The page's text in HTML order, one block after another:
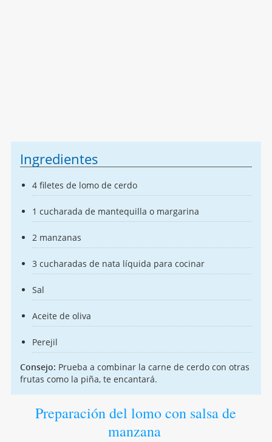
Ingredientes
4 filetes de lomo de cerdo
1 cucharada de mantequilla o margarina
2 manzanas
3 cucharadas de nata líquida para cocinar
Sal
Aceite de oliva
Perejil
Consejo: Prueba a combinar la carne de cerdo con otras
frutas como la piña, te encantará.
Preparación del lomo con salsa de
manzana